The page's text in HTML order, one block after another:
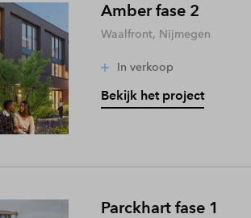
Amber fase 2
Waalfront, Nijmegen
In verkoop
Bekijk het project
Parckhart fase 1